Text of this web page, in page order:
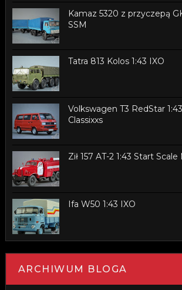
Kamaz 5320 z przyczepą
SSM
Tatra 813 Kolos 1:43 IXO
Volkswagen T3 RedStar
Classixxs
Ził 157 AT-2 1:43 Start
Ifa W50 1:43 IXO
ARCHIWUM BLOGA